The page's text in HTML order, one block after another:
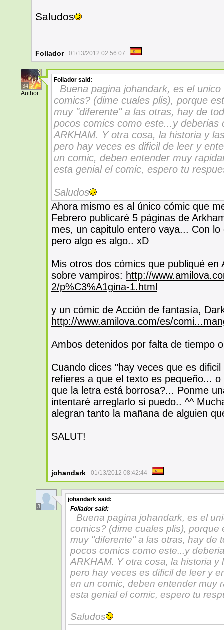
Saludos
Follador 01/13/2012 02:56:07
34
Author
Follador said:
Buena pagina johandark, es el
comics? (dime cuales plis), porque
muy "diferente" a las otras, hay de
pocos comics como este...y deberias
ARKHAM. Y otra cosa, la historia y
pero hay veces es dificil de leer y
un comic, deben entender muy
esta genial el comic, espero tu
Saludos
Ahora mismo es al único cómic que
Febrero publicaré 5 páginas de
mes, un capitulo entero vaya... Con
pero algo es algo.. xD
Mis otros dos cómics que publiqué
sobre vampiros: http://
2/p%C3%A1gina-1.html
y un cómic de Acción de fantasía,
http://www.amilova.com/es/
Ambos detenidos por falta de tiempo
Cuando dices "hay veces que es
refieres a que el texto es pequeño...
que la letra está borrosa?... Ponme
intentaré arreglarlo si puedo.. ^^
alegran tanto la mañana de alguien
SALUT!
johandark 01/13/2012 08:42:44
3
johandark said:
Folladorsaid:
Buena pagina johandark, es el
comics? (dime cuales plis),
muy "diferente" a las otras, hay de
pocos comics como este...y
ARKHAM. Y otra cosa, la historia
pero hay veces es dificil de leer y
en un comic, deben entender muy
esta genial el comic, espero tu
Saludos